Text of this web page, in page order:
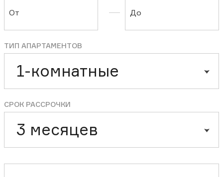
От До
ТИП АПАРТАМЕНТОВ
1-комнатные
СРОК РАССРОЧКИ
3 месяцев